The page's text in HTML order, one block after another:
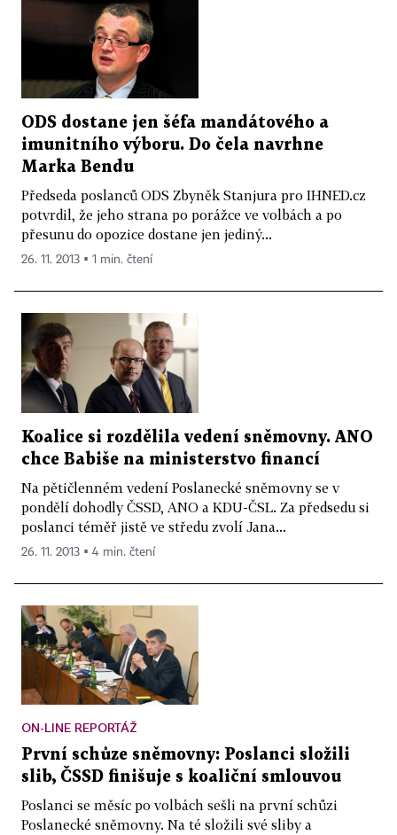
ODS dostane jen šéfa mandátového a
imunitního výboru. Do čela navrhne
Marka Bendu
Předseda poslanců ODS Zbyněk Stanjura pro IHNED.cz
potvrdil, že jeho strana po porážce ve volbách a po
přesunu do opozice dostane jen jediný...
26. 11. 2013 ▪ 1 min. čtení
Koalice si rozdělila vedení sněmovny. ANO
chce Babiše na ministerstvo financí
Na pětičlenném vedení Poslanecké sněmovny se v
pondělí dohodly ČSSD, ANO a KDU-ČSL. Za předsedu si
poslanci téměř jistě ve středu zvolí Jana...
26. 11. 2013 ▪ 4 min. čtení
ON-LINE REPORTÁŽ
První schůze sněmovny: Poslanci složili
slib, ČSSD finišuje s koaliční smlouvou
Poslanci se měsíc po volbách sešli na první schůzi
Poslanecké sněmovny. Na té složili své sliby a